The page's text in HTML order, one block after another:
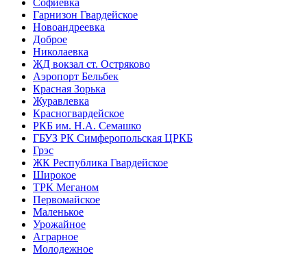
Софиевка
Гарнизон Гвардейское
Новоандреевка
Доброе
Николаевка
ЖД вокзал ст. Остряково
Аэропорт Бельбек
Красная Зорька
Журавлевка
Красногвардейское
РКБ им. Н.А. Семашко
ГБУЗ РК Симферопольская ЦРКБ
Грэс
ЖК Республика Гвардейское
Широкое
ТРК Меганом
Первомайское
Маленькое
Урожайное
Аграрное
Молодежное